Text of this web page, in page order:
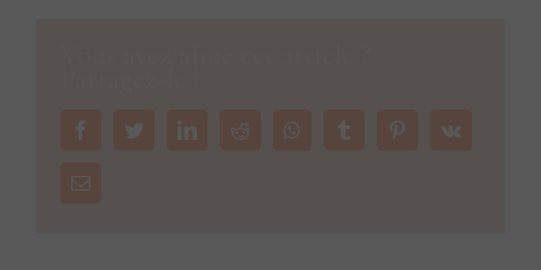
FacebookTwitterLinkedInReddit WhatsappTumblr PinterestVk
Email